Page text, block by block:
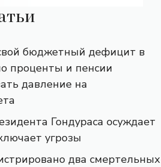
бюджетный дефицит в
проценты и пенсии
давление на
Гондураса осуждает
угрозы
два смертельных